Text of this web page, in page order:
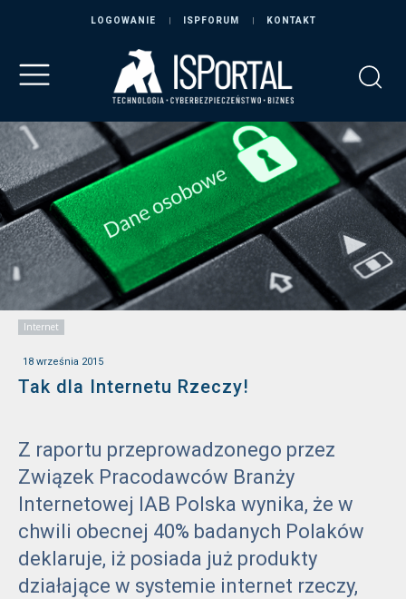
LOGOWANIE ISPFORUM KONTAKT
Internet
18 września 2015
Tak dla Internetu Rzeczy!
Z raportu przeprowadzonego przez
Związek Pracodawców Branży
Internetowej IAB Polska wynika, że w
chwili obecnej 40% badanych Polaków
deklaruje, iż posiada już produkty
działające w systemie internet rzeczy,